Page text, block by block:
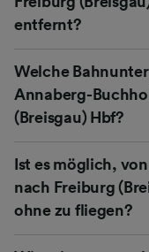
entfernt?
Welche
Annaberg-
(Breisgau) Hbf?
Ist es möglich,
nach Freiburg
ohne zu fliegen?